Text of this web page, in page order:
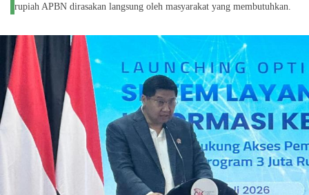
rupiah APBN dirasakan langsung oleh masyarakat yang membutuhkan.